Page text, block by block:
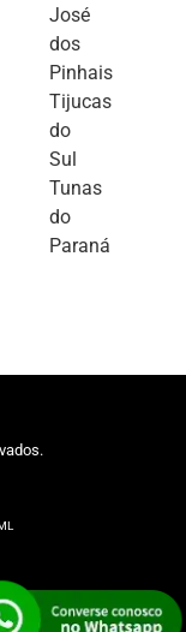
José
dos
Pinhais
Tijucas
do
Sul
Tunas
do
Paraná